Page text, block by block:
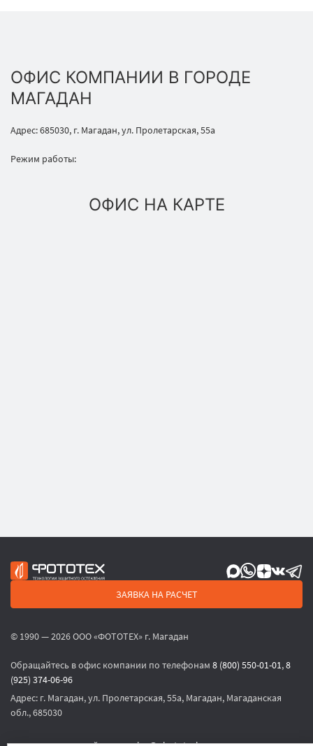
ОФИС КОМПАНИИ В ГОРОДЕ
МАГАДАН
Адрес: 685030, г. Магадан, ул. Пролетарская, 55а
Режим работы:
ОФИС НА КАРТЕ
ЗАЯВКА НА РАСЧЕТ
© 1990 — 2026 ООО «ФОТОТЕХ» г. Магадан
Обращайтесь в офис компании по телефонам 8 (800) 550-01-01,8
(925) 374-06-96
Адрес: г. Магадан, ул. Пролетарская, 55а, Магадан, Магаданская
обл., 685030